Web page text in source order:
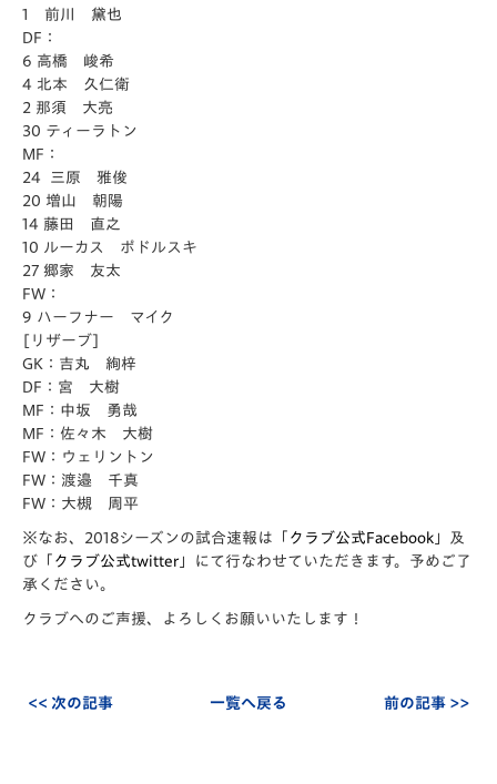
1 前川 黛也
DF：
6 高橋 峻希
4 北本 久仁衛
2 那須 大亮
30 ティーラトン
MF：
24 三原 雅俊
20 増山 朝陽
14 藤田 直之
10 ルーカス ポドルスキ
27 郷家 友太
FW：
9 ハーフナー マイク
[リザーブ]
GK：吉丸 絢梓
DF：宮 大樹
MF：中坂 勇哉
MF：佐々木 大樹
FW：ウェリントン
FW：渡邉 千真
FW：大槻 周平
※なお、2018シーズンの試合速報は「 クラブ公式Facebook 」及
び「 クラブ公式twitter」にて行なわせていただきます。予めご了
承ください。
クラブへのご声援、よろしくお願いいたします！
<< 次の記事 一覧へ戻る 前の記事 >>